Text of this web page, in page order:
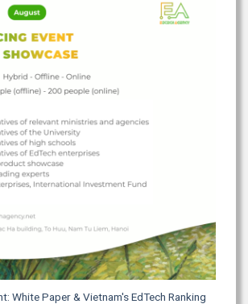
White Paper & Vietnam's EdTech Ranking